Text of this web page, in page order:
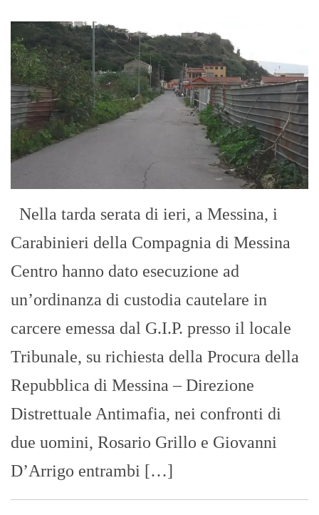
Nella tarda serata di ieri, a Messina, i
Carabinieri della Compagnia di Messina
Centro hanno dato esecuzione ad
un’ordinanza di custodia cautelare in
carcere emessa dal G.I.P. presso il locale
Tribunale, su richiesta della Procura della
Repubblica di Messina – Direzione
Distrettuale Antimafia, nei confronti di
due uomini, Rosario Grillo e Giovanni
D’Arrigo entrambi […]